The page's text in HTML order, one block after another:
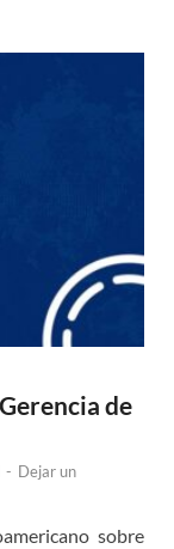
de
- Dejar un
sobre